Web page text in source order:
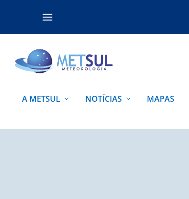
A METSUL NOTÍCIAS MAPAS